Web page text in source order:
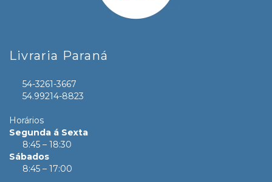
Livraria Paraná
54-3261-3667
54.99214-8823
Horários
Segunda á Sexta
8:45 – 18:30
Sábados
8:45 – 17:00